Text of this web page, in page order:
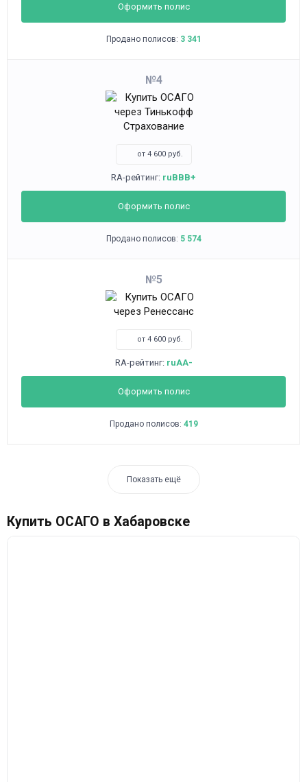
Оформить полис
Продано полисов: 3 341
4
от 4 600 руб.
RA-рейтинг: ruBBB+
Оформить полис
Продано полисов: 5 574
5
от 4 600 руб.
RA-рейтинг: ruAA-
Оформить полис
Продано полисов: 419
Показать ещё
Купить ОСАГО в Хабаровске